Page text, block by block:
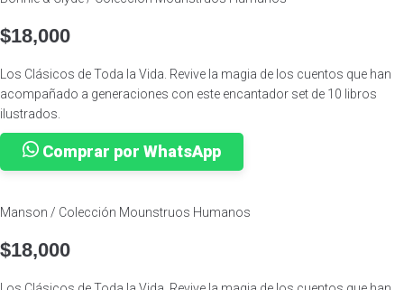
$18,000
Los Clásicos de Toda la Vida. Revive la magia de los cuentos que han
acompañado a generaciones con este encantador set de 10 libros
ilustrados.
Comprar por WhatsApp
Manson / Colección Mounstruos Humanos
$18,000